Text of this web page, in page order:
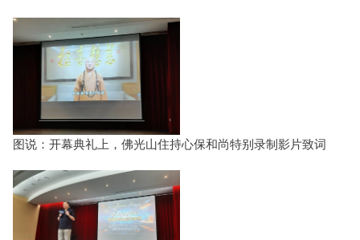
图说：开幕典礼上，佛光山住持心保和尚特别录制影片致词